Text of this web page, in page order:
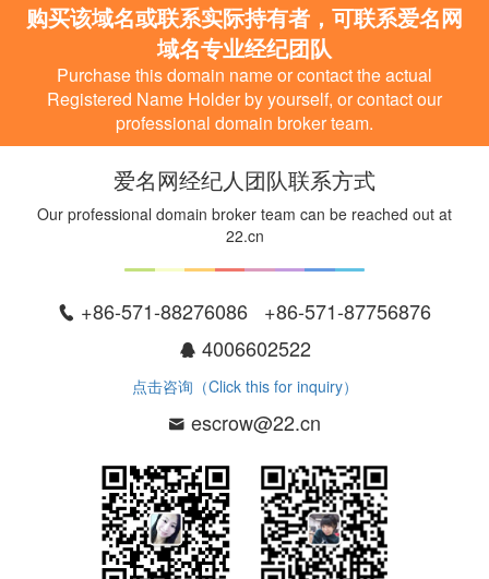
购买该域名或联系实际持有者，可联系爱名网
域名专业经纪团队
Purchase this domain name or contact the actual
Registered Name Holder by yourself, or contact our
professional domain broker team.
爱名网经纪人团队联系方式
Our professional domain broker team can be reached out at
22.cn
+86-571-88276086 +86-571-87756876
4006602522
点击咨询（Click this for inquiry）
escrow@22.cn